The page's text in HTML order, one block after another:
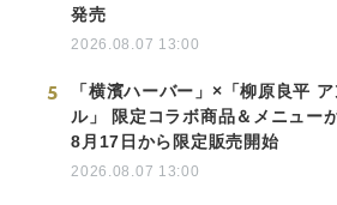
発売
2026.08.07 13:00
5
「横濱ハーバー」×「柳原良平 ア
ル」 限定コラボ商品＆メニュー
8月17日から限定販売開始
2026.08.07 13:00